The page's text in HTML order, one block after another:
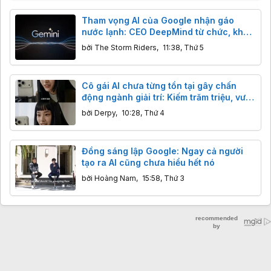
Tham vọng AI của Google nhận gáo
nước lạnh: CEO DeepMind từ chức, khả
năng lập trình của Gemini bị Claude,
GPT cho "ngửi khói"
bởi The Storm Riders, 11:38, Thứ 5
Cô gái AI chưa từng tồn tại gây chấn
động ngành giải trí: Kiếm trăm triệu, vượt
mặt sao thật
bởi Derpy, 10:28, Thứ 4
Đồng sáng lập Google: Ngay cả người
tạo ra AI cũng chưa hiểu hết nó
bởi Hoàng Nam, 15:58, Thứ 3